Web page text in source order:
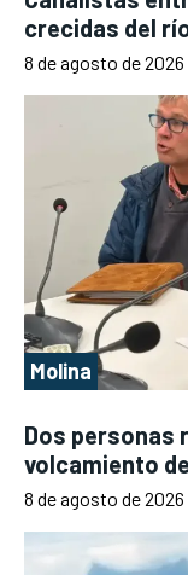
crecidas del
8 de agosto de 2026
Molina
Dos personas
volcamiento
8 de agosto de 2026